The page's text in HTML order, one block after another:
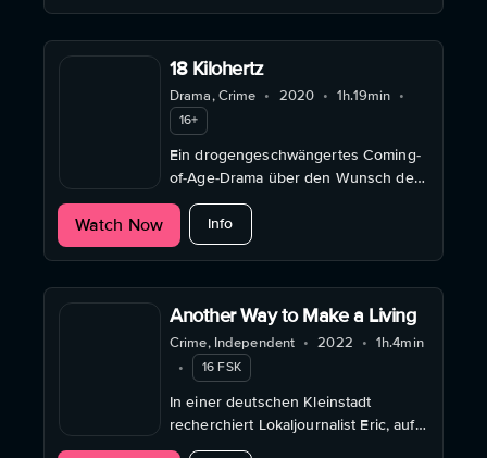
18 Kilohertz
Drama, Crime • 2020 • 1h.19min •
16+
Ein drogengeschwängertes Coming-
of-Age-Drama über den Wunsch der
kasachischen Jugend nach Freiheit
in der postsowjetischen
Aufbruchsstimmung.
Watch Now Infoabout 18 Kilohertz
Another Way to Make a Living
Crime, Independent • 2022 • 1h.4min
•
16 FSK
In einer deutschen Kleinstadt
recherchiert Lokaljournalist Eric, auf
eigene Faust und mit hohem